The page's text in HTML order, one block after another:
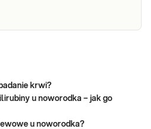
krwi?
u noworodka – jak go
u noworodka?